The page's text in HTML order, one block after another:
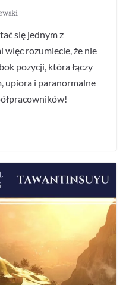
się jednym z
rozumiecie, że nie
pozycji, która łączy
upiora i paranormalne